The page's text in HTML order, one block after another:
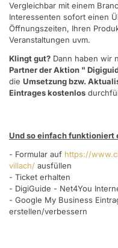
Vergleichbar mit einem
Interessenten sofort einen
Öffnungszeiten, Ihren
Veranstaltungen uvm.
Klingt gut? Dann haben wir
Partner der Aktion "
die Umsetzung bzw.
Eintrages kostenlos
Und so einfach funktioniert
- Formular auf https://
villach/ ausfüllen
- Ticket erhalten
- DigiGuide - Net4You
- Google My Business
erstellen/verbessern